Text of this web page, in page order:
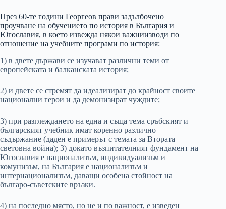
През 60-те години Георгеов прави задълбочено
проучване на обучението по история в България и
Югославия, в което извежда някои важниизводи по
отношение на учебните програми по история:
1) в двете държави се изучават различни теми от
европейската и балканската история;
2) и двете се стремят да идеализират до крайност своите
национални герои и да демонизират чуждите;
3) при разглеждането на една и съща тема сръбският и
българският учебник имат коренно различно
съдържание (даден е примерът с темата за Втората
световна война); 3) докато възпитателният фундамент на
Югославия е национализъм, индивидуализъм и
комунизъм, на България е национализъм и
интернационализъм, даващи особена стойност на
българо-съветските връзки.
4) на последно място, но не и по важност, е изведен